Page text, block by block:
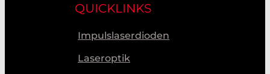
QUICKLINKS
Impulslaserdioden
Laseroptik